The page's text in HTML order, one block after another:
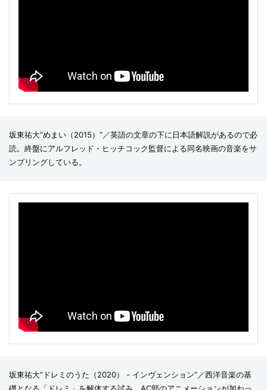
坂東祐大“めまい（2015）”／英語の文章の下に日本語解説があるので必
読。終盤にアルフレッド・ヒッチコック監督による同名映画の音楽をサ
ンプリングしている。
坂東祐大“ドレミのうた（2020） - インヴェンション”／西洋音楽の基